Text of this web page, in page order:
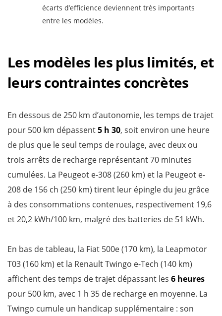
écarts d’efficience deviennent très importants
entre les modèles.
Les modèles les plus limités, et
leurs contraintes concrètes
En dessous de 250 km d’autonomie, les temps de trajet
pour 500 km dépassent5 h 30, soit environ une heure
de plus que le seul temps de roulage, avec deux ou
trois arrêts de recharge représentant 70 minutes
cumulées. La Peugeot e-308 (260 km) et la Peugeot e-
208 de 156 ch (250 km) tirent leur épingle du jeu grâce
à des consommations contenues, respectivement 19,6
et 20,2 kWh/100 km, malgré des batteries de 51 kWh.
En bas de tableau, la Fiat 500e (170 km), la Leapmotor
T03 (160 km) et la Renault Twingo e-Tech (140 km)
affichent des temps de trajet dépassant les 6 heures
pour 500 km, avec 1 h 35 de recharge en moyenne. La
Twingo cumule un handicap supplémentaire : son